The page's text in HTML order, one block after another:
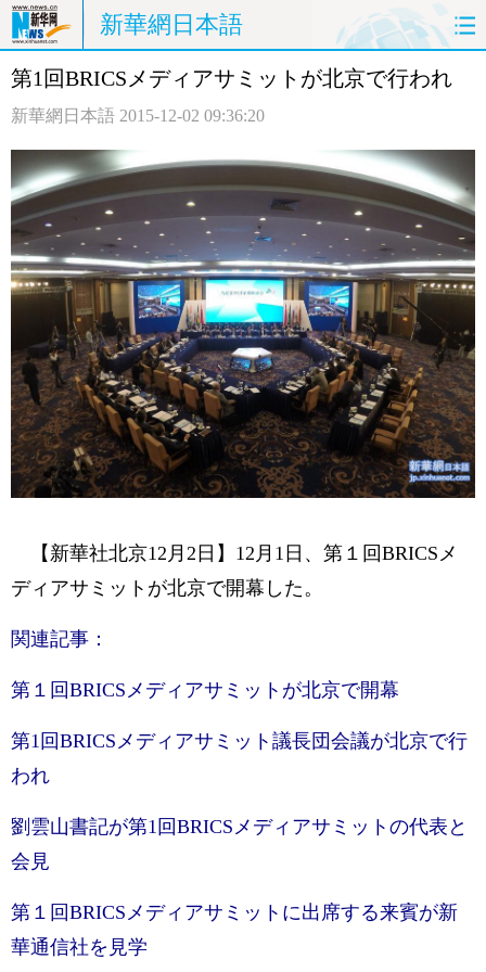
新華網日本語
ホームページ 政治 経済
観光 評論 写真
中日対訳
第1回BRICSメディアサミットが北京で行われ
新華網日本語 2015-12-02 09:36:20
【新華社北京12月2日】12月1日、第１回BRICSメ
ディアサミットが北京で開幕した。
関連記事：
第１回BRICSメディアサミットが北京で開幕
第1回BRICSメディアサミット議長団会議が北京で行
われ
劉雲山書記が第1回BRICSメディアサミットの代表と
会見
第１回BRICSメディアサミットに出席する来賓が新
華通信社を見学